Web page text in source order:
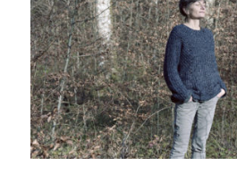
Photo : Tonatiuh